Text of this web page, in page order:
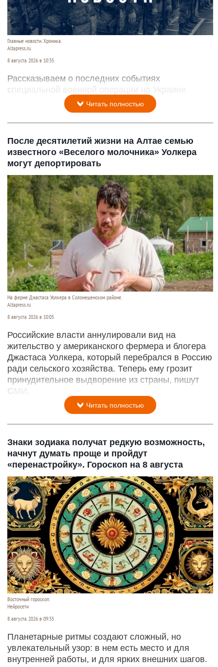
Читать полностью
День 1626-й. Самое важное к 8 августа
Главные новости. Хроника.
Altapress.ru.
8 августа 2026 в 10:35
Рассказываем о последних событиях
специальной военной операции на Украине.
Читать полностью
После десятилетий жизни на Алтае семью
известного «Веселого молочника» Уолкера
могут депортировать
Altapress.ru
8 августа 2026 в 10:05
Российские власти аннулировали вид на
жительство у американского фермера и блогера
Джастаса Уолкера, который перебрался в Россию
ради сельского хозяйства. Теперь ему грозит
принудительное выдворение из страны, пишут
СМИ.
Читать полностью
Знаки зодиака получат редкую возможность,
начнут думать проще и пройдут
«перенастройку». Гороскоп на 8 августа